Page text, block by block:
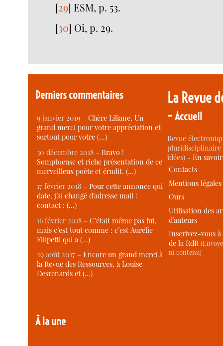
[29] ESM, p. 53.
[30] Oi, p. 29.
Derniers commentaires
9 janvier 2019 –Chère Liliane, Un
grand merci pour votre appréciation et
surtout pour votre (…)
30 décembre 2018 –Bravo !
Somptueuse et riche présentation de ce
merveilleux poète et érudit. (…)
17 février 2018 –Pour cette annonce qui
date, j’ai changé d’adresse mail :
contact : (…)
16 février 2018 –C’était même pas lui,
mais c’est tout comme : c’est Aurélie
Filipetti qui a (…)
29 août 2017 –Encore un grand merci à
la Revue des Ressources, à Louise
Desrenards et (…)
À la une
La Revue
-Accueil
Revue
idées) -En
Contacts
Mentions légales
Ours
Utilisation des
d’auteurs
Inscrivez-vous
de la RdR
ni contenu)